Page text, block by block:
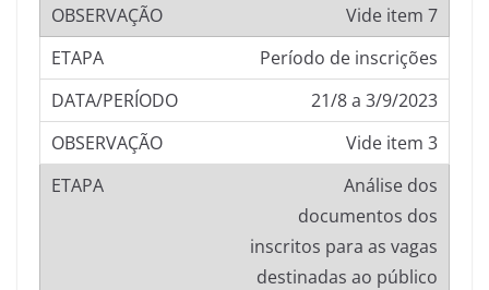
Vide item 7
Período de inscrições
21/8 a 3/9/2023
Vide item 3
Análise dos
documentos dos
inscritos para as vagas
destinadas ao público